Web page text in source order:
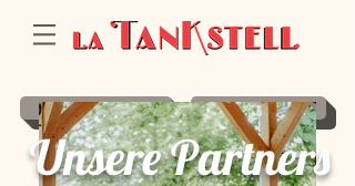
Reservieren Reservieren
Unsere Partners